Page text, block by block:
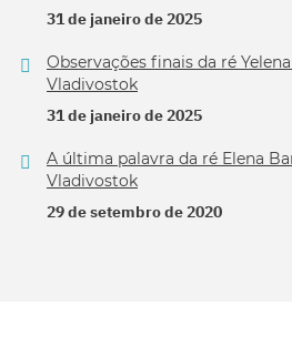
31 de janeiro de 2025
Observações finais da ré
Vladivostok
31 de janeiro de 2025
A última palavra da ré Elena
Vladivostok
29 de setembro de 2020